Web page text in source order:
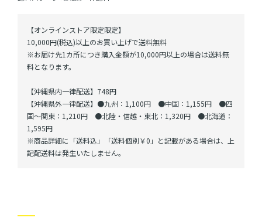
【オンラインストア限定限定】
10,000円(税込)以上のお買い上げで送料無料
※お届け先1カ所につき購入金額が10,000円以上の場合は送料無
料となります。
【沖縄県内一律配送】748円
【沖縄県外一律配送】●九州：1,100円 ●中国：1,155円 ●四
国～関東：1,210円 ●北陸・信越・東北：1,320円 ●北海道：
1,595円
※商品詳細に「送料込」「送料個別￥0」と記載がある場合は、上
記配送料は発生いたしません。